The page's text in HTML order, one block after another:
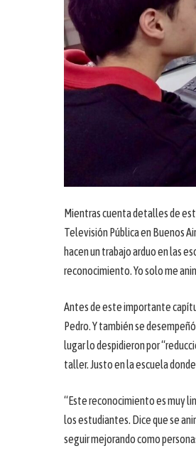
Mientras cuenta detalles de
Televisión Pública en Buenos
hacen un trabajo arduo en las
reconocimiento. Yo solo me
Antes de este importante
Pedro. Y también se
lugar lo despidieron por
taller. Justo en la escuela
“Este reconocimiento es muy
los estudiantes. Dice que se
seguir mejorando como